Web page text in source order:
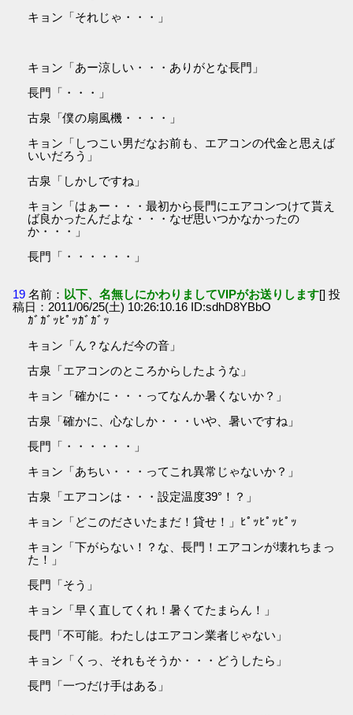
キョン「それじゃ・・・」
キョン「あー涼しい・・・ありがとな長門」
長門「・・・」
古泉「僕の扇風機・・・・」
キョン「しつこい男だなお前も、エアコンの代金と思えば
いいだろう」
古泉「しかしですね」
キョン「はぁー・・・最初から長門にエアコンつけて貰え
ば良かったんだよな・・・なぜ思いつかなかったの
か・・・」
長門「・・・・・・」
19 名前： 以下、名無しにかわりましてVIPがお送りします[] 投
稿日：2011/06/25(土) 10:26:10.16 ID:sdhD8YBbO
ｶﾞｶﾞｯﾋﾟｯｶﾞｶﾞｯ
キョン「ん？なんだ今の音」
古泉「エアコンのところからしたような」
キョン「確かに・・・ってなんか暑くないか？」
古泉「確かに、心なしか・・・いや、暑いですね」
長門「・・・・・・」
キョン「あちい・・・ってこれ異常じゃないか？」
古泉「エアコンは・・・設定温度39°！？」
キョン「どこのださいたまだ！貸せ！」ﾋﾟｯﾋﾟｯﾋﾟｯ
キョン「下がらない！？な、長門！エアコンが壊れちまっ
た！」
長門「そう」
キョン「早く直してくれ！暑くてたまらん！」
長門「不可能。わたしはエアコン業者じゃない」
キョン「くっ、それもそうか・・・どうしたら」
長門「一つだけ手はある」